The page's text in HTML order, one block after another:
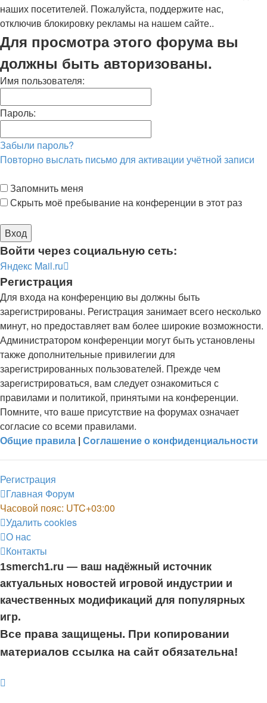
наших посетителей. Пожалуйста, поддержите нас,
отключив блокировку рекламы на нашем сайте..
Для просмотра этого форума вы
должны быть авторизованы.
Имя пользователя:
Пароль:
Забыли пароль?
Повторно выслать письмо для активации учётной записи
Запомнить меня
Скрыть моё пребывание на конференции в этот раз
Войти через социальную сеть:
Яндекс Mail.ru
Регистрация
Для входа на конференцию вы должны быть
зарегистрированы. Регистрация занимает всего несколько
минут, но предоставляет вам более широкие возможности.
Администратором конференции могут быть установлены
также дополнительные привилегии для
зарегистрированных пользователей. Прежде чем
зарегистрироваться, вам следует ознакомиться с
правилами и политикой, принятыми на конференции.
Помните, что ваше присутствие на форумах означает
согласие со всеми правилами.
Общие правила | Соглашение о конфиденциальности
Регистрация
Главная Форум
Часовой пояс: UTC+03:00
Удалить cookies
О нас
Контакты
1smerch1.ru — ваш надёжный источник
актуальных новостей игровой индустрии и
качественных модификаций для популярных
игр.
Все права защищены. При копировании
материалов ссылка на сайт обязательна!